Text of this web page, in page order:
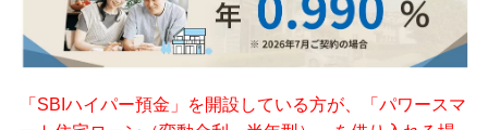
「SBIハイパー預金」を開設している方が、「パワースマ